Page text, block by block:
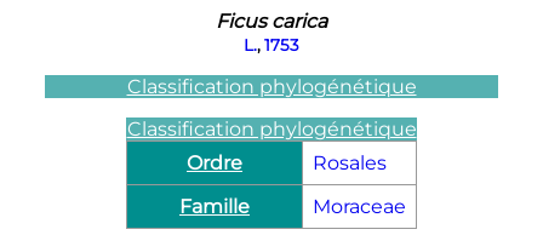
Ficus carica
L.,1753
Classification phylogénétique
Classification phylogénétique
Ordre
Rosales
Famille
Moraceae